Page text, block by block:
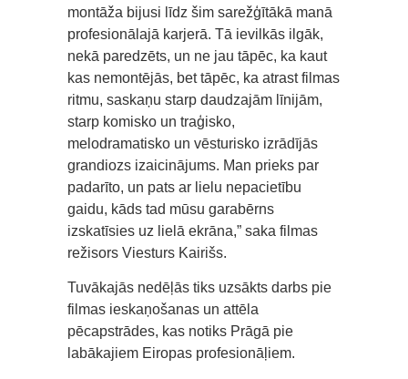
montāža bijusi līdz šim sarežģītākā manā
profesionālajā karjerā. Tā ievilkās ilgāk,
nekā paredzēts, un ne jau tāpēc, ka kaut
kas nemontējās, bet tāpēc, ka atrast filmas
ritmu, saskaņu starp daudzajām līnijām,
starp komisko un traģisko,
melodramatisko un vēsturisko izrādījās
grandiozs izaicinājums. Man prieks par
padarīto, un pats ar lielu nepacietību
gaidu, kāds tad mūsu garabērns
izskatīsies uz lielā ekrāna,” saka filmas
režisors Viesturs Kairišs.
Tuvākajās nedēļās tiks uzsākts darbs pie
filmas ieskaņošanas un attēla
pēcapstrādes, kas notiks Prāgā pie
labākajiem Eiropas profesionāļiem.